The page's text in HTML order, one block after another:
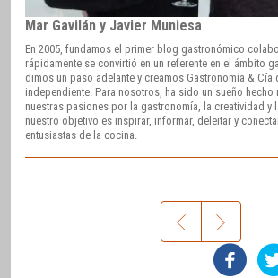
Mar Gavilán y Javier Muniesa
En 2005, fundamos el primer blog gastronómico
rápidamente se convirtió en un referente en el ámbito
dimos un paso adelante y creamos Gastronomía & Cía
independiente. Para nosotros, ha sido un sueño
nuestras pasiones por la gastronomía, la creatividad y
nuestro objetivo es inspirar, informar, deleitar y
entusiastas de la cocina.